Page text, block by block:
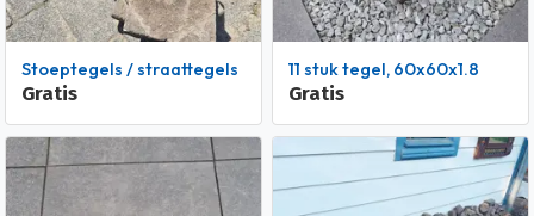
Stoeptegels / straattegels
Gratis
11 stuk tegel, 60x60x1.8
Gratis